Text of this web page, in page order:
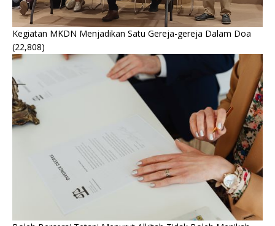
Kegiatan MKDN Menjadikan Satu Gereja-gereja Dalam Doa
(22,808)